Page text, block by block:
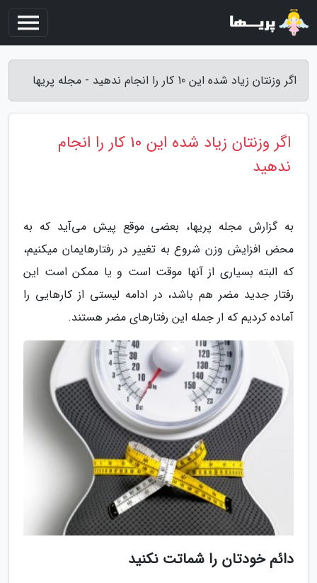
اگر وزنتان زیاد شده این 10 کار را انجام ندهید - مجله پریها
اگر وزنتان زیاد شده این 10 کار را انجام
ندهید
به گزارش مجله پریها، بعضی موقع پیش می‌آید که به
محض افزایش وزن شروع به تغییر در رفتارهایمان میکنیم،
که البته بسیاری از آنها موقت است و یا ممکن است این
رفتار جدید مضر هم باشد، در ادامه لیستی از کارهایی را
آماده کردیم که ار جمله این رفتارهای مضر هستند.
دائم خودتان را شماتت نکنید